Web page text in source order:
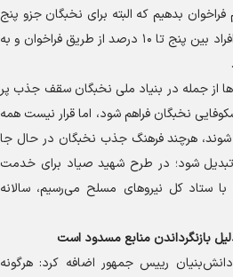
بدهیم که البته برای نخبگان جزو پنج
درصد پست ویژه شخص است و افراد بین پنج تا ۱۰ درصد از طریق فراخوان و به
از جمله در بنیاد ملی نخبگان سقف جذب پر
نخبگان فراهم شود، اما قرار نیست همه
هرچند فرهنگ جذب نخبگان در حال جا
تبدیل شود؛ در طرح شهید صیاد برای خدمت
ستاد کل نیرو‌های مسلح می‌رسیم، سالانه
بازنگرداندن منابع مسدود است
رییس جمهور اضافه کرد: هرگونه